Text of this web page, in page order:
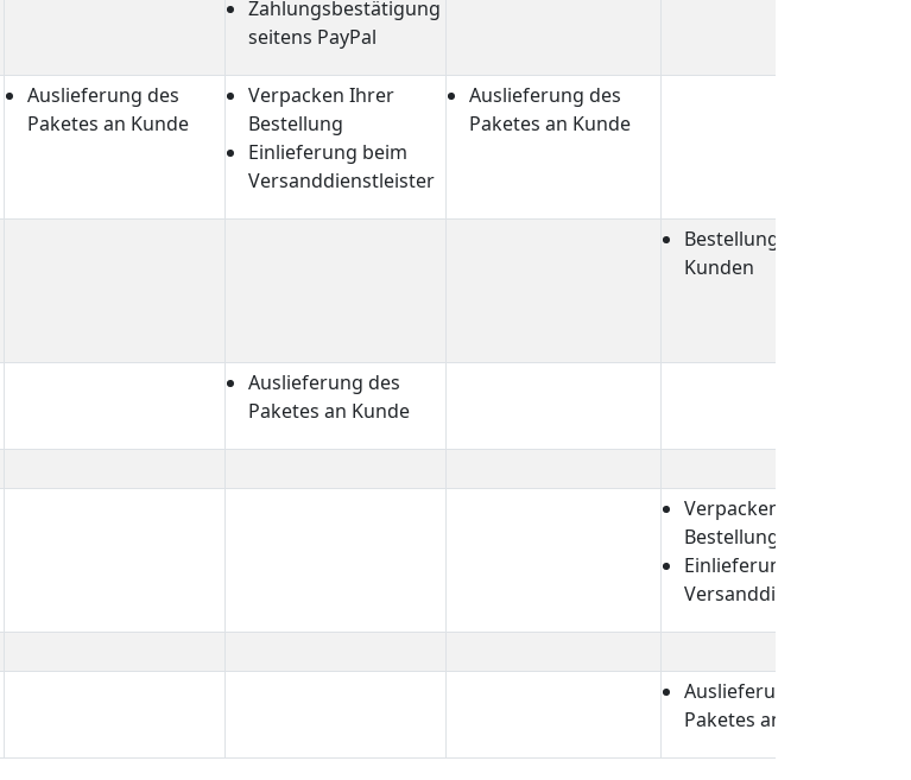
Zahlungsbestätigung
seitens PayPal
Auslieferung des
Paketes an Kunde
Verpacken Ihrer
Bestellung
Einlieferung beim
Versanddienstleister
Auslieferung des
Paketes an Kunde
Bestellung durch
Kunden
Auslieferung des
Paketes an Kunde
Verpacken Ihrer
Bestellung
Einlieferung beim
Versanddienstleister
Auslieferung des
Paketes an Kunde